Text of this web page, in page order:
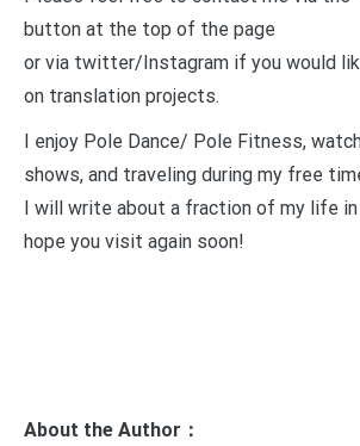
button at the top of the page
or via twitter/Instagram if you would
on translation projects.
shows, and traveling during my free
I will write about a fraction of my life
hope you visit again soon!
About the Author：